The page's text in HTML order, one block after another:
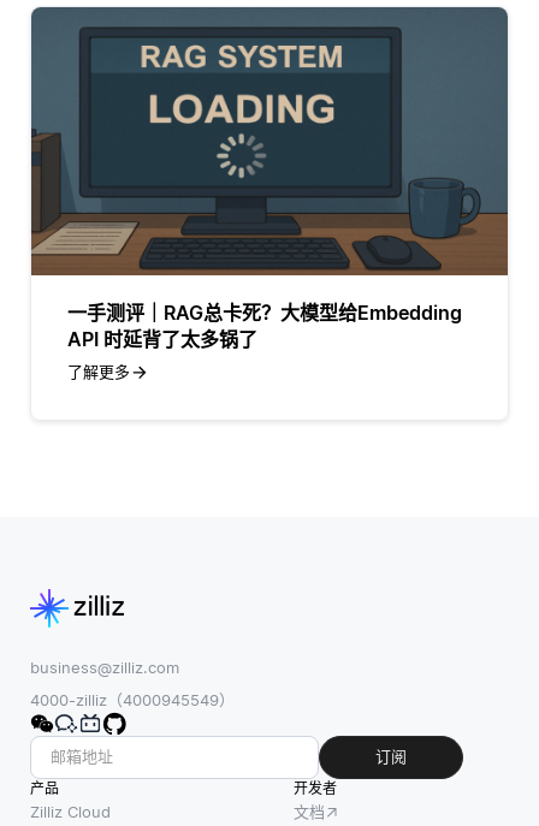
一手测评｜RAG总卡死？大模型给Embedding
API 时延背了太多锅了
了解更多
business@zilliz.com
4000-zilliz（4000945549）
订阅
产品
Zilliz Cloud
开发者
文档